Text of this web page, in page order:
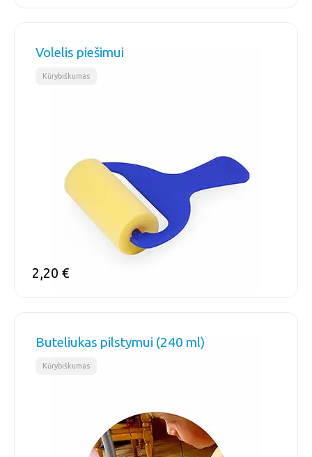
Volelis piešimui
Kūrybiškumas
2,20 €
Buteliukas pilstymui (240 ml)
Kūrybiškumas